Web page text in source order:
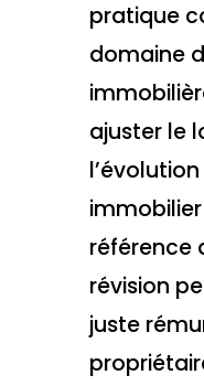
pratique
domaine
ajuster le
référence
révision
juste